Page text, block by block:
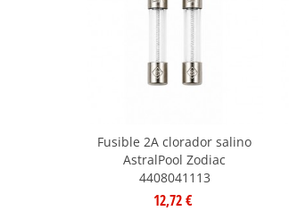
Fusible 2A clorador salino
AstralPool Zodiac
4408041113
12,72 €